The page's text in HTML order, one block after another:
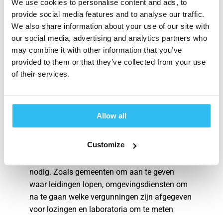
We use cookies to personalise content and ads, to
provide social media features and to analyse our traffic.
We also share information about your use of our site with
our social media, advertising and analytics partners who
may combine it with other information that you’ve
provided to them or that they’ve collected from your use
of their services.
Allow all
Customize
Deze richt zich op data, met vragen als: waar
bewaar je data en hoe zorg je dat data van
drinkwaterbedrijven en waterschappen in één
platform terechtkomen? “Het verzamelen en
vergelijkbaar maken van gegevens is veel
werk, omdat elke partij op een andere manier
meet”, aldus Tineke. “In de nieuwe groep zitten
bij elkaar om dat efficiënter te organiseren.”
belangrijke stap in het proces om de Maas
nodig. Zoals gemeenten om aan te geven
waar leidingen lopen, omgevingsdiensten om
na te gaan welke vergunningen zijn afgegeven
voor lozingen en laboratoria om te meten